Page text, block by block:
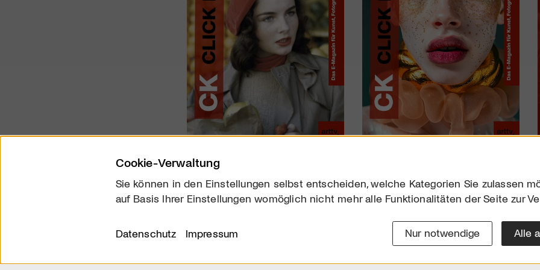
Über uns
Downloads
Cookie-Verwaltung
Sie können in den Einstellungen selbst entscheiden, welche Kategorien Sie zulassen
auf Basis Ihrer Einstellungen womöglich nicht mehr alle Funktionalitäten der Seite zur
Datenschutz Impressum Nur notwendige Alle